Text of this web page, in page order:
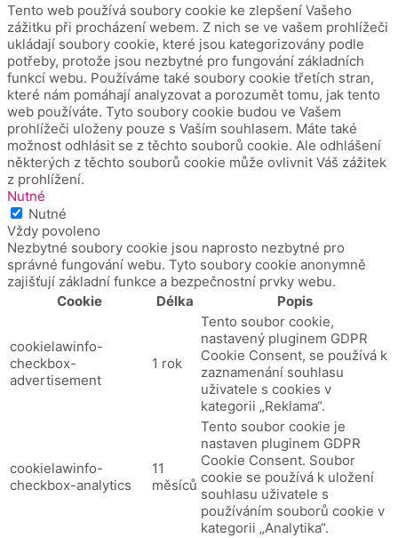
Tento web používá soubory cookie ke zlepšení Vašeho
zážitku při procházení webem. Z nich se ve vašem prohlížeči
ukládají soubory cookie, které jsou kategorizovány podle
potřeby, protože jsou nezbytné pro fungování základních
funkcí webu. Používáme také soubory cookie třetích stran,
které nám pomáhají analyzovat a porozumět tomu, jak tento
web používáte. Tyto soubory cookie budou ve Vašem
prohlížeči uloženy pouze s Vaším souhlasem. Máte také
možnost odhlásit se z těchto souborů cookie. Ale odhlášení
některých z těchto souborů cookie může ovlivnit Váš zážitek
z prohlížení.
Nutné
Nutné
Vždy povoleno
Nezbytné soubory cookie jsou naprosto nezbytné pro
správné fungování webu. Tyto soubory cookie anonymně
zajišťují základní funkce a bezpečnostní prvky webu.
Cookie
Délka Popis
cookielawinfo-
checkbox-
advertisement
1 rok
Tento soubor cookie,
nastavený pluginem GDPR
Cookie Consent, se používá k
zaznamenání souhlasu
uživatele s cookies v
kategorii „Reklama“.
cookielawinfo-
checkbox-analytics
11
měsíců
Tento soubor cookie je
nastaven pluginem GDPR
Cookie Consent. Soubor
cookie se používá k uložení
souhlasu uživatele s
používáním souborů cookie v
kategorii „Analytika“.